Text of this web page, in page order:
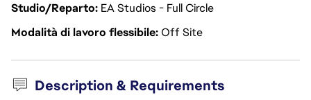
Studio/Reparto EA Studios - Full Circle
Modalità di lavoro flessibileOff Site
Description & Requirements